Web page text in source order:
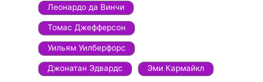
Леонардо да Винчи
Томас Джефферсон
Уильям Уилберфорс
Джонатан Эдвардс Эми Кармайкл